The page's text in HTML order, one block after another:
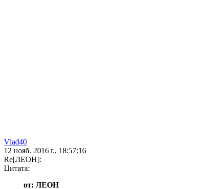
Vlad40
12 нояб. 2016 г., 18:57:16
Re[ЛЕОН]:
Цитата:
от: ЛЕОН